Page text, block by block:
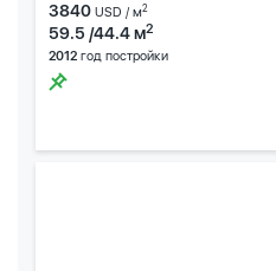
3840 USD / м2
59.5 /44.4 м2
2012 год постройки